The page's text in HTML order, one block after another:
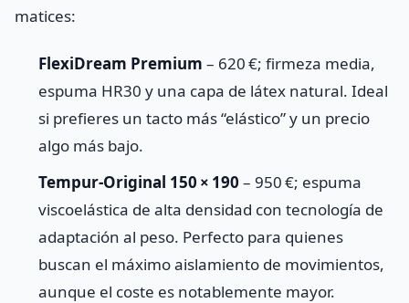
matices:
FlexiDream Premium – 620 €; firmeza media,
espuma HR30 y una capa de látex natural. Ideal
si prefieres un tacto más “elástico” y un precio
algo más bajo.
Tempur‑Original 150 × 190 – 950 €; espuma
viscoelástica de alta densidad con tecnología de
adaptación al peso. Perfecto para quienes
buscan el máximo aislamiento de movimientos,
aunque el coste es notablemente mayor.